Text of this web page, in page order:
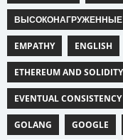
EMPATHY ENGLISH
ETHEREUM AND SOLIDITY
EVENTUAL CONSISTENCY
GOLANG GOOGLE